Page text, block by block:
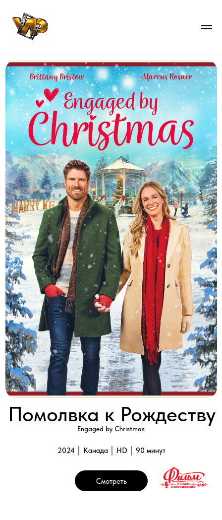
Помолвка к Рождеству
Engaged by Christmas
2024 │ Канада │ HD │ 90 минут
Смотреть
Зои отправляет письмо в рубрику советов «Дорогая Адора» с
просьбой помочь спасти отношения перед праздниками.
Она применяет совет на практике, и это приводит к
катастрофе: её парень расстаётся с ней! Когда она находит
Дорогую Адору, чтобы поговорить с ней, она обнаруживает,
Она обещает сохранить его секрет, если он поможет ей
наладить жизнь с помощью серии рождественских
мероприятиям резко возрастает, но найдут ли они ещё и
любовь?